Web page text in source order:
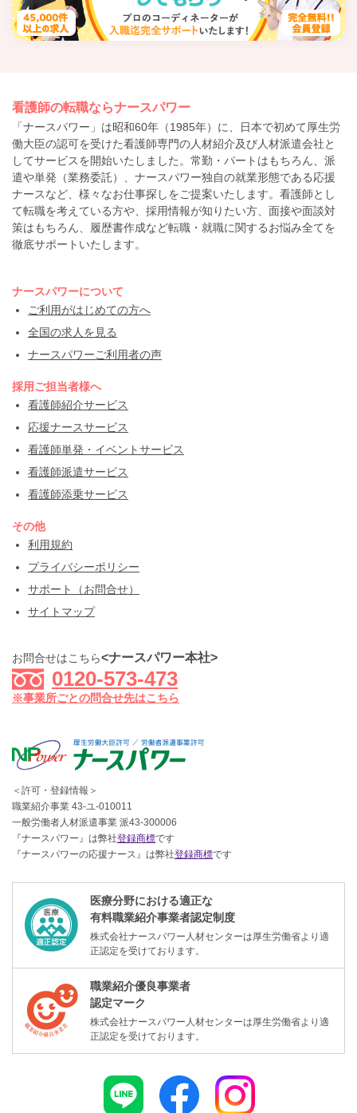
看護師の転職ならナースパワー
「ナースパワー」は昭和60年（1985年）に、日本で初めて厚生労
働大臣の認可を受けた看護師専門の人材紹介及び人材派遣会社と
してサービスを開始いたしました。常勤・パートはもちろん、派
遣や単発（業務委託）、ナースパワー独自の就業形態である応援
ナースなど、様々なお仕事探しをご提案いたします。看護師とし
て転職を考えている方や、採用情報が知りたい方、面接や面談対
策はもちろん、履歴書作成など転職・就職に関するお悩み全てを
徹底サポートいたします。
ナースパワーについて
ご利用がはじめての方へ
全国の求人を見る
ナースパワーご利用者の声
採用ご担当者様へ
看護師紹介サービス
応援ナースサービス
看護師単発・イベントサービス
看護師派遣サービス
看護師添乗サービス
その他
利用規約
プライバシーポリシー
サポート（お問合せ）
サイトマップ
お問合せはこちら<ナースパワー本社>
0120-573-473
※事業所ごとの問合せ先はこちら
＜許可・登録情報＞
職業紹介事業 43-ユ-010011
一般労働者人材派遣事業 派43-300006
『ナースパワー』は弊社登録商標です
『ナースパワーの応援ナース』は弊社登録商標です
医療分野における適正な
有料職業紹介事業者認定制度
株式会社ナースパワー人材センターは厚生労働省より適
正認定を受けております。
職業紹介優良事業者
認定マーク
株式会社ナースパワー人材センターは厚生労働省より適
正認定を受けております。